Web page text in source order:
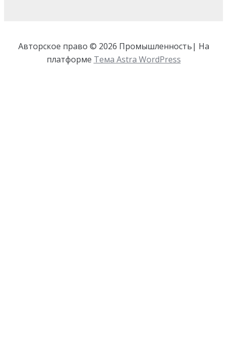
Авторское право © 2026 Промышленность| На
платформе Тема Astra WordPress